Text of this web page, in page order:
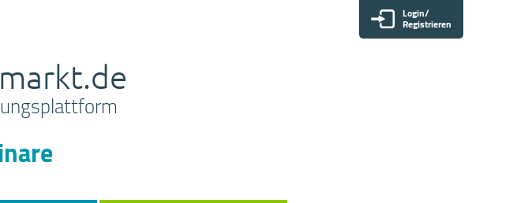
Login/
Registrieren
markt.de